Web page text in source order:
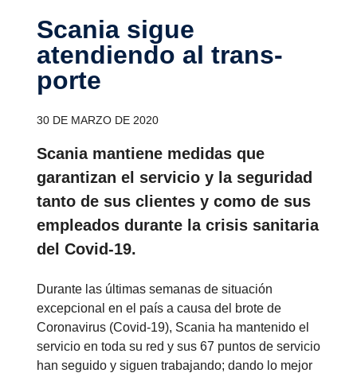
Scania sigue
atendiendo al trans­
porte
30 DE MARZO DE 2020
Scania mantiene medidas que
garantizan el servicio y la seguridad
tanto de sus clientes y como de sus
empleados durante la crisis sanitaria
del Covid-19.
Durante las últimas semanas de situación
excepcional en el país a causa del brote de
Coronavirus (Covid-19), Scania ha mantenido el
servicio en toda su red y sus 67 puntos de servicio
han seguido y siguen trabajando; dando lo mejor